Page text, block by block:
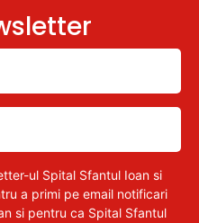
ul Spital Sfantul Ioan si
a primi pe email notificari
si pentru ca Spital Sfantul